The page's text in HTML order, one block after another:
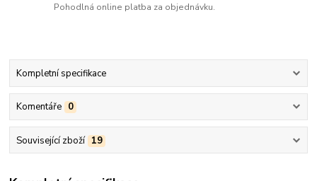
Pohodlná online platba za objednávku.
Kompletní specifikace
Komentáře 0
Související zboží 19